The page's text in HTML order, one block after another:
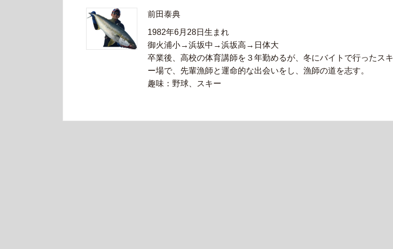
前田泰典
1982年6月28日生まれ
御火浦小→浜坂中→浜坂高→日体大
卒業後、高校の体育講師を３年勤めるが、冬にバイトで行ったスキ
ー場で、先輩漁師と運命的な出会いをし、漁師の道を志す。
趣味：野球、スキー